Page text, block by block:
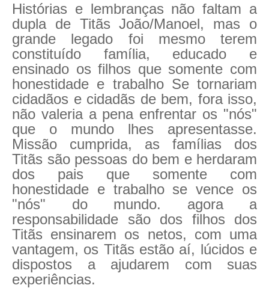
Histórias e lembranças não faltam a
dupla de Titãs João/Manoel, mas o
grande legado foi mesmo terem
constituído família, educado e
ensinado os filhos que somente com
honestidade e trabalho Se tornariam
cidadãos e cidadãs de bem, fora isso,
não valeria a pena enfrentar os "nós"
que o mundo lhes apresentasse.
Missão cumprida, as famílias dos
Titãs são pessoas do bem e herdaram
dos pais que somente com
honestidade e trabalho se vence os
"nós" do mundo. agora a
responsabilidade são dos filhos dos
Titãs ensinarem os netos, com uma
vantagem, os Titãs estão aí, lúcidos e
dispostos a ajudarem com suas
experiências.